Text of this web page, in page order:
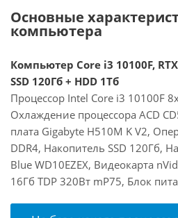
Основные
компьютера
Компьютер Core i3 10100F,
SSD 120Гб + HDD 1Тб
Процессор Intel Core i3 10100F
Охлаждение процессора ACD
плата Gigabyte H510M K V2,
DDR4, Накопитель SSD 120Гб,
Blue WD10EZEX, Видеокарта
16Гб TDP 320Вт mP75, Блок